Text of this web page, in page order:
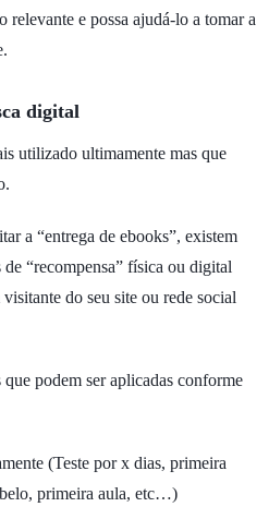
relevante e possa ajudá-lo a tomar a
digital
utilizado ultimamente mas que
a “entrega de ebooks”, existem
“recompensa” física ou digital
do seu site ou rede social
podem ser aplicadas conforme
(Teste por x dias, primeira
primeira aula, etc…)